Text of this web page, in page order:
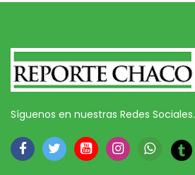
Síguenos en nuestras Redes Sociales.